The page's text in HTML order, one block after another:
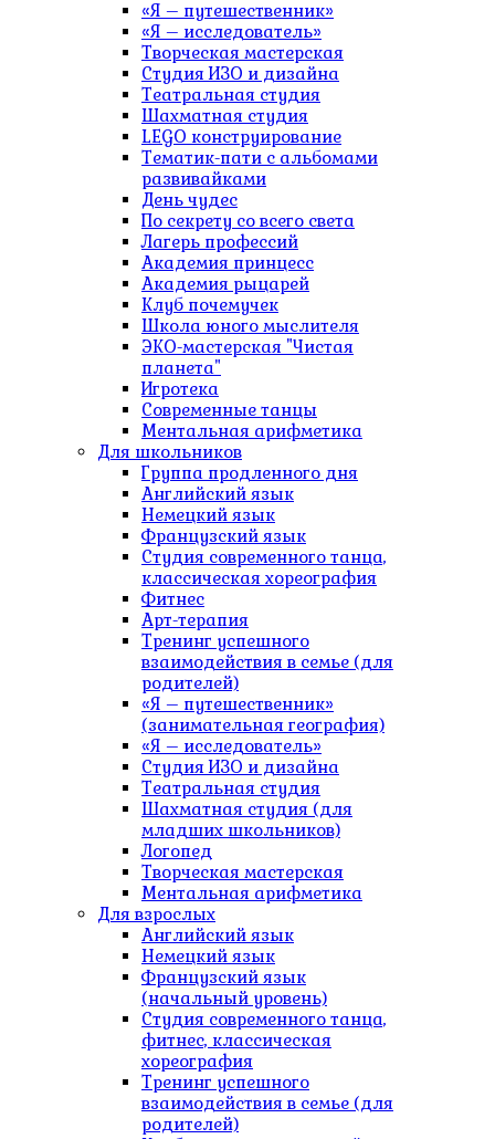
«Я – путешественник»
«Я – исследователь»
Творческая мастерская
Студия ИЗО и дизайна
Театральная студия
Шахматная студия
LEGO конструирование
Тематик-пати с альбомами
развивайками
День чудес
По секрету со всего света
Лагерь профессий
Академия принцесс
Академия рыцарей
Клуб почемучек
Школа юного мыслителя
ЭКО-мастерская "Чистая
планета"
Игротека
Современные танцы
Ментальная арифметика
Для школьников
Группа продленного дня
Английский язык
Немецкий язык
Французский язык
Студия современного танца,
классическая хореография
Фитнес
Арт-терапия
Тренинг успешного
взаимодействия в семье (для
родителей)
«Я – путешественник»
(занимательная география)
«Я – исследователь»
Студия ИЗО и дизайна
Театральная студия
Шахматная студия (для
младших школьников)
Логопед
Творческая мастерская
Ментальная арифметика
Для взрослых
Английский язык
Немецкий язык
Французский язык
(начальный уровень)
Студия современного танца,
фитнес, классическая
хореография
Тренинг успешного
взаимодействия в семье (для
родителей)